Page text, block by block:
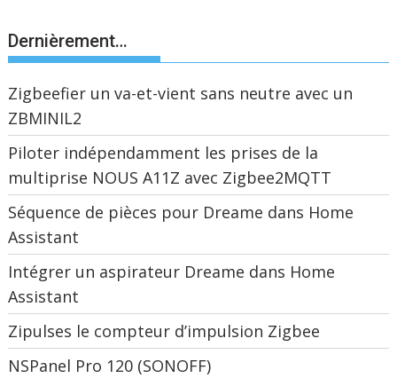
Dernièrement…
Zigbeefier un va-et-vient sans neutre avec un
ZBMINIL2
Piloter indépendamment les prises de la
multiprise NOUS A11Z avec Zigbee2MQTT
Séquence de pièces pour Dreame dans Home
Assistant
Intégrer un aspirateur Dreame dans Home
Assistant
Zipulses le compteur d’impulsion Zigbee
NSPanel Pro 120 (SONOFF)